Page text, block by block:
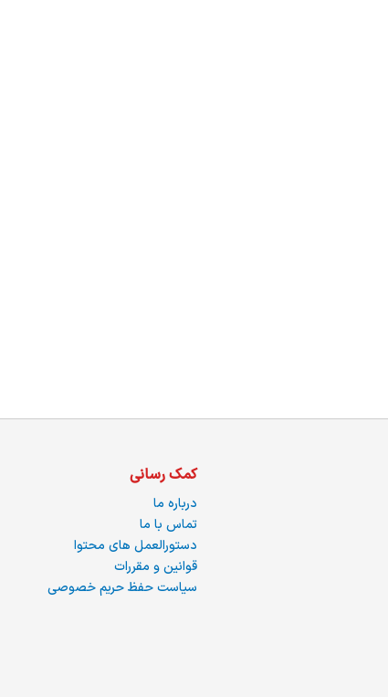
کمک رسانی
درباره ما
تماس با ما
دستورالعمل های محتوا
قوانین و مقررات
سیاست حفظ حریم خصوصی